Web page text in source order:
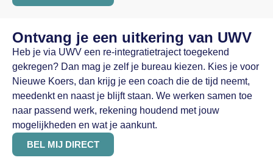
Ontvang je een uitkering van UWV
Heb je via UWV een re-integratietraject toegekend
gekregen? Dan mag je zelf je bureau kiezen. Kies je voor
Nieuwe Koers, dan krijg je een coach die de tijd neemt,
meedenkt en naast je blijft staan. We werken samen toe
naar passend werk, rekening houdend met jouw
mogelijkheden en wat je aankunt.
BEL MIJ DIRECT